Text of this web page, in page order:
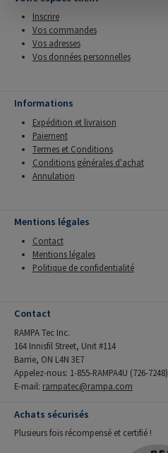
Inscrire
Vos commandes
Vos adresses
Vos données personnelles
Informations
Expédition et livraison
Paiement
Termes et Conditions
Conditions générales d'achat
Annulation
Mentions légales
Contact
Mentions légales
Politique de confidentialité
Contact
RAMPA Tec Inc.
164 Innisfil Street, Unit #114
Barrie, ON L4N 3E7
Appelez-nous: 1-855-RAMPA4U (726-7248)
E-mail: rampatec@rampa.com
Achats sécurisés
Plusieurs fois récompensé et certifié !